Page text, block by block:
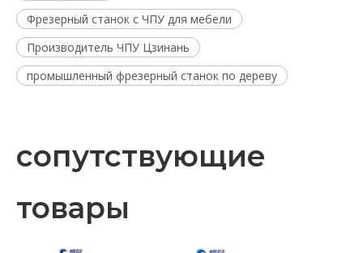
Фрезерный станок с ЧПУ для мебели
Производитель ЧПУ Цзинань
промышленный фрезерный станок по дереву
сопутствующие
товары